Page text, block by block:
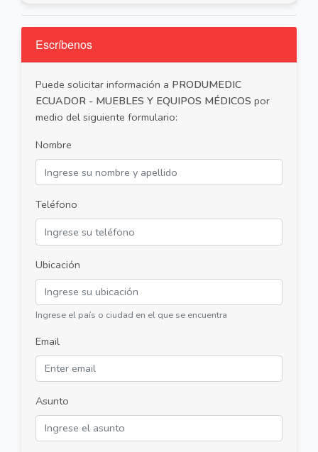
Escríbenos
Puede solicitar información a PRODUMEDIC
ECUADOR - MUEBLES Y EQUIPOS MÉDICOS por
medio del siguiente formulario:
Nombre
Teléfono
Ubicación
Ingrese el país o ciudad en el que se encuentra
Email
Asunto